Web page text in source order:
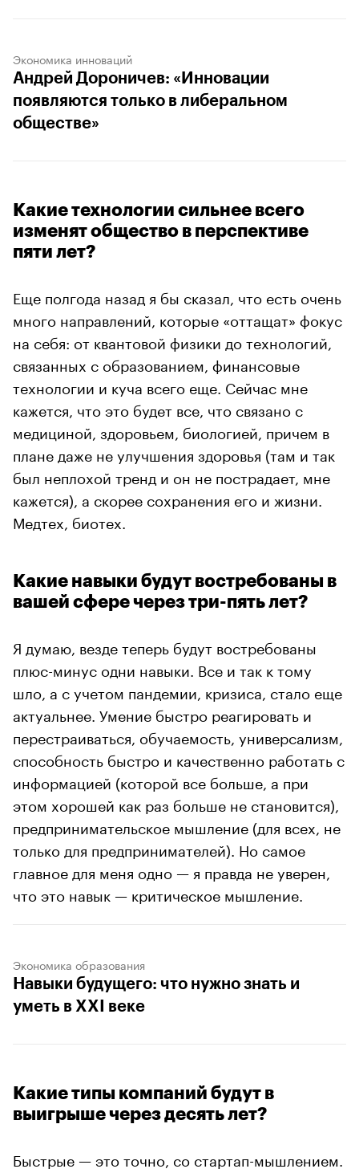
Экономика инноваций
Андрей Дороничев: «Инновации
появляются только в либеральном
обществе»
Какие технологии сильнее всего
изменят общество в перспективе
пяти лет?
Еще полгода назад я бы сказал, что есть очень
много направлений, которые «оттащат» фокус
на себя: от квантовой физики до технологий,
связанных с образованием, финансовые
технологии и куча всего еще. Сейчас мне
кажется, что это будет все, что связано с
медициной, здоровьем, биологией, причем в
плане даже не улучшения здоровья (там и так
был неплохой тренд и он не пострадает, мне
кажется), а скорее сохранения его и жизни.
Медтех, биотех.
Какие навыки будут востребованы в
вашей сфере через три-пять лет?
Я думаю, везде теперь будут востребованы
плюс-минус одни навыки. Все и так к тому
шло, а с учетом пандемии, кризиса, стало еще
актуальнее. Умение быстро реагировать и
перестраиваться, обучаемость, универсализм,
способность быстро и качественно работать с
информацией (которой все больше, а при
этом хорошей как раз больше не становится),
предпринимательское мышление (для всех, не
только для предпринимателей). Но самое
главное для меня одно — я правда не уверен,
что это навык — критическое мышление.
Экономика образования
Навыки будущего: что нужно знать и
уметь в XXI веке
Какие типы компаний будут в
выигрыше через десять лет?
Быстрые — это точно, со стартап-мышлением.